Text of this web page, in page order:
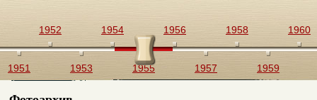
1951
1952
1953
1954
1955
1956
1957
1958
1959
1960